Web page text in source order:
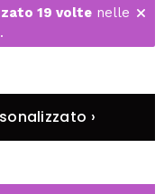
19 volte nelle
›